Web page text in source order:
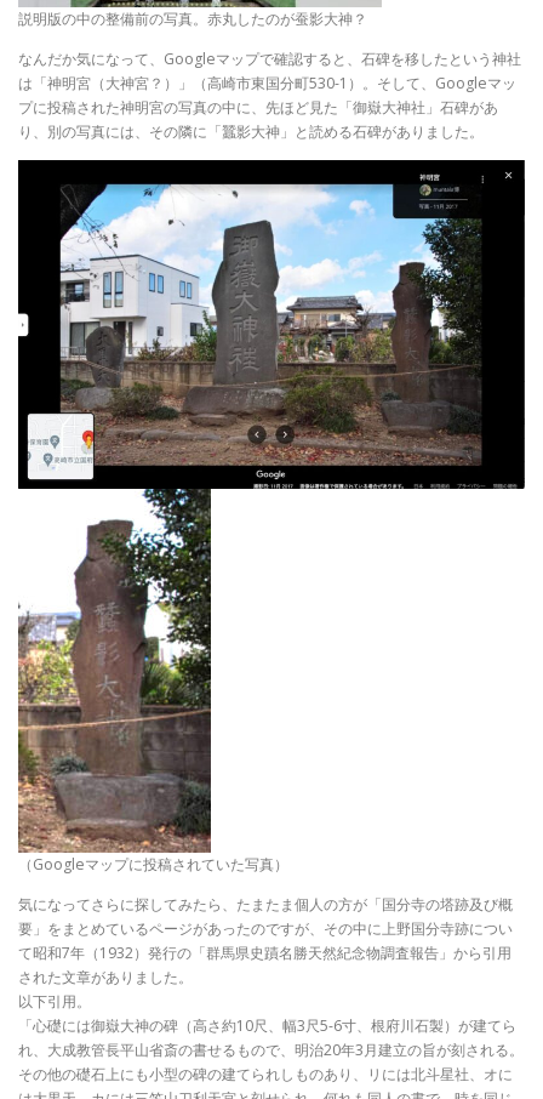
説明版の中の整備前の写真。赤丸したのが蚕影大神？
なんだか気になって、Googleマップで確認すると、石碑を移したという神社
は「神明宮（大神宮？）」（高崎市東国分町530-1）。そして、Googleマッ
プに投稿された神明宮の写真の中に、先ほど見た「御嶽大神社」石碑があ
り、別の写真には、その隣に「蠶影大神」と読める石碑がありました。
（Googleマップに投稿されていた写真）
気になってさらに探してみたら、たまたま個人の方が「国分寺の塔跡及び概
要」をまとめているページがあったのですが、その中に上野国分寺跡につい
て昭和7年（1932）発行の「群馬県史蹟名勝天然紀念物調査報告」から引用
された文章がありました。
以下引用。
「心礎には御嶽大神の碑（高さ約10尺、幅3尺5-6寸、根府川石製）が建てら
れ、大成教管長平山省斎の書せるもので、明治20年3月建立の旨が刻される。
その他の礎石上にも小型の碑の建てられしものあり、リには北斗星社、オに